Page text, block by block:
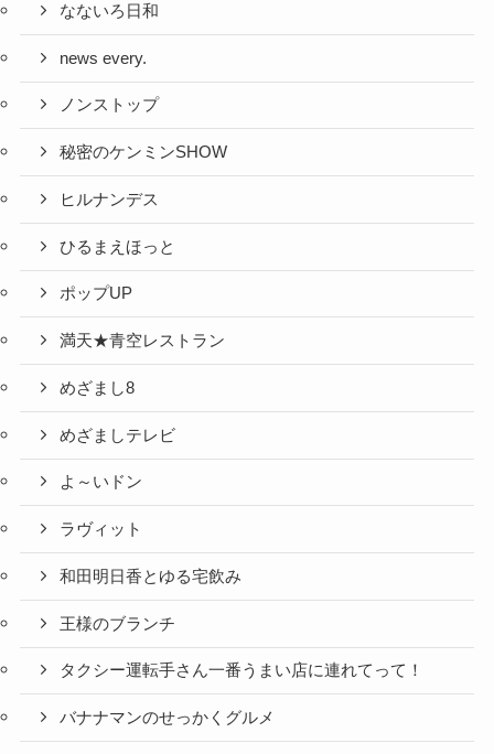
なないろ日和
news every.
ノンストップ
秘密のケンミンSHOW
ヒルナンデス
ひるまえほっと
ポップUP
満天★青空レストラン
めざまし8
めざましテレビ
よ～いドン
ラヴィット
和田明日香とゆる宅飲み
王様のブランチ
タクシー運転手さん一番うまい店に連れてって！
バナナマンのせっかくグルメ